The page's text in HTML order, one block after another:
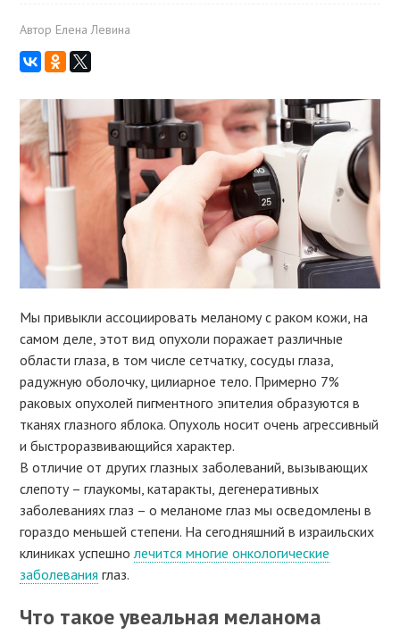
Автор Елена Левина
Мы привыкли ассоциировать меланому с раком кожи, на
самом деле, этот вид опухоли поражает различные
области глаза, в том числе сетчатку, сосуды глаза,
радужную оболочку, цилиарное тело. Примерно 7%
раковых опухолей пигментного эпителия образуются в
тканях глазного яблока. Опухоль носит очень агрессивный
и быстроразвивающийся характер.
В отличие от других глазных заболеваний, вызывающих
слепоту – глаукомы, катаракты, дегенеративных
заболеваниях глаз – о меланоме глаз мы осведомлены в
гораздо меньшей степени. На сегодняшний в израильских
клиниках успешнолечится многие онкологические
заболевания глаз.
Что такое увеальная меланома